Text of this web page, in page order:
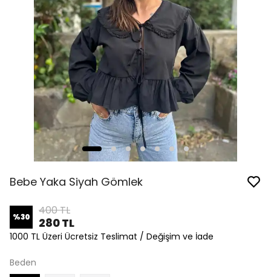
Bebe Yaka Siyah Gömlek
%30 400 TL
280 TL
1000 TL Üzeri Ücretsiz Teslimat / Değişim ve İade
Beden